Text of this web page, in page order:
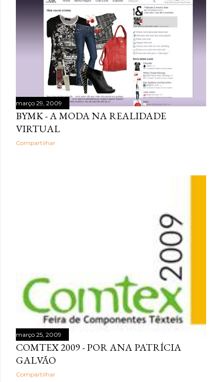
março 29, 2009
BYMK - A MODA NA REALIDADE
VIRTUAL
Compartilhar
março 25, 2009
COMTEX 2009 - POR ANA PATRÍCIA
GALVÃO
Compartilhar